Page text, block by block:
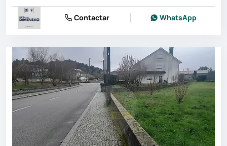
Contactar WhatsApp